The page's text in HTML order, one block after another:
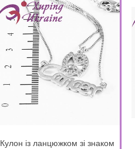
Кулон із ланцюжком зі знаком